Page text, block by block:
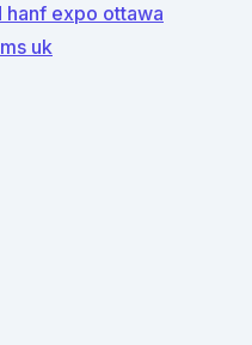
hanf expo ottawa
uk